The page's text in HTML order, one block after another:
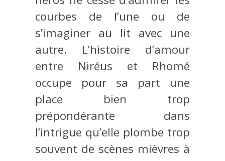
courbes de l’une ou de
s’imaginer au lit avec une
autre. L’histoire d’amour
entre Niréus et Rhomé
occupe pour sa part une
place bien trop
prépondérante dans
l’intrigue qu’elle plombe trop
souvent de scènes mièvres à